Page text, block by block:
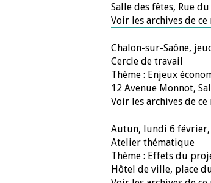
Salle des fêtes, Rue
Voir les archives de
Chalon-sur-Saône,
Cercle de travail
Thème : Enjeux
12 Avenue Monnot,
Voir les archives de
Autun, lundi 6 février,
Atelier thématique
Thème : Effets du
Hôtel de ville, place